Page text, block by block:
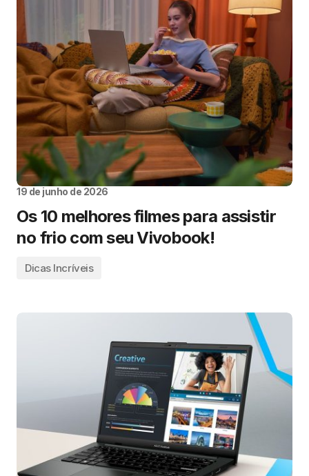
19 de junho de 2026
Os 10 melhores filmes para assistir
no frio com seu Vivobook!
Dicas Incríveis